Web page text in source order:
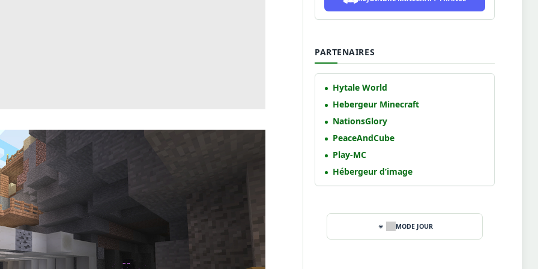
PARTENAIRES
Hytale World
Hebergeur Minecraft
NationsGlory
PeaceAndCube
Play-MC
Hébergeur d’image
MODE JOUR